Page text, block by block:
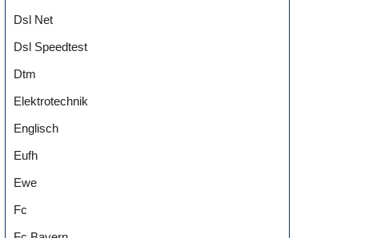
Dsl Net
Dsl Speedtest
Dtm
Elektrotechnik
Englisch
Eufh
Ewe
Fc